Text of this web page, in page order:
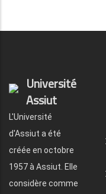
Université
Assiut
L'Université
d'Assiut a été
créée en octobre
1957 à Assiut. Elle
considère comme